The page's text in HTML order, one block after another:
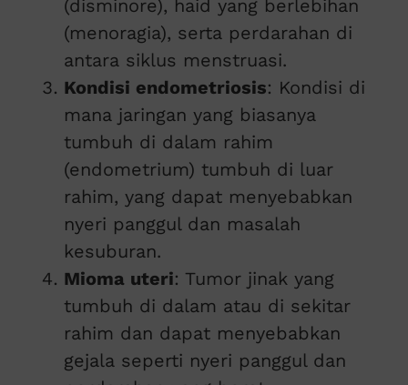
(disminore), haid yang berlebihan
(menoragia), serta perdarahan di
antara siklus menstruasi.
Kondisi endometriosis: Kondisi di
mana jaringan yang biasanya
tumbuh di dalam rahim
(endometrium) tumbuh di luar
rahim, yang dapat menyebabkan
nyeri panggul dan masalah
kesuburan.
Mioma uteri: Tumor jinak yang
tumbuh di dalam atau di sekitar
rahim dan dapat menyebabkan
gejala seperti nyeri panggul dan